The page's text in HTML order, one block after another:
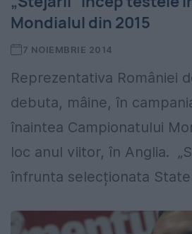
Mondialul din 2015
7 NOIEMBRIE 2014
Reprezentativa României
debuta, mâine, în
înaintea Campionatului
loc anul viitor, în Anglia.
înfrunta selecționata